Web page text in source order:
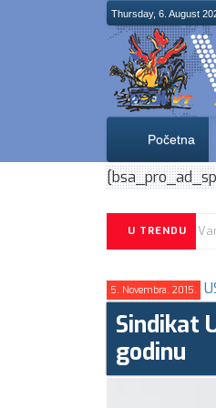
Thursday, 6. August
Početna
U TRENDU
5. Novembra. 2015.
Sindikat
godinu